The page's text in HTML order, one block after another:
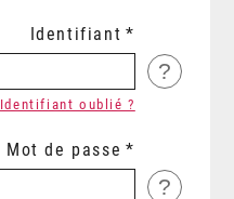
Identifiant
?
Identifiant oublié ?
Mot de passe
?